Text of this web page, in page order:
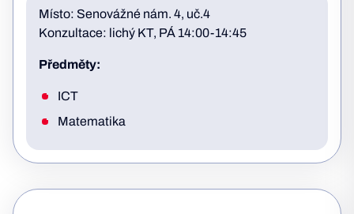
Místo: Senovážné nám. 4, uč.4
Konzultace: lichý KT, PÁ 14:00-14:45
Předměty:
ICT
Matematika